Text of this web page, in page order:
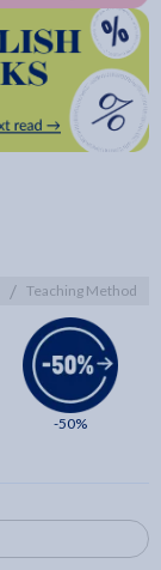
/ Teaching Methods
-50%